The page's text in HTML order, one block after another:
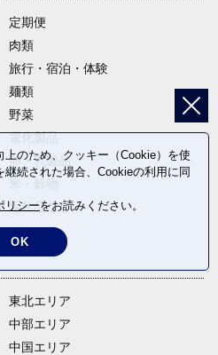
定期便
肉類
旅行・宿泊・体験
麺類
野菜
電化製品
卵・乳製品
返礼品なし
東北エリア
中部エリア
中国エリア
のため、クッキー（Cookie）を使
続された場合、Cookieの利用に同
リシーをお読みください。
OK